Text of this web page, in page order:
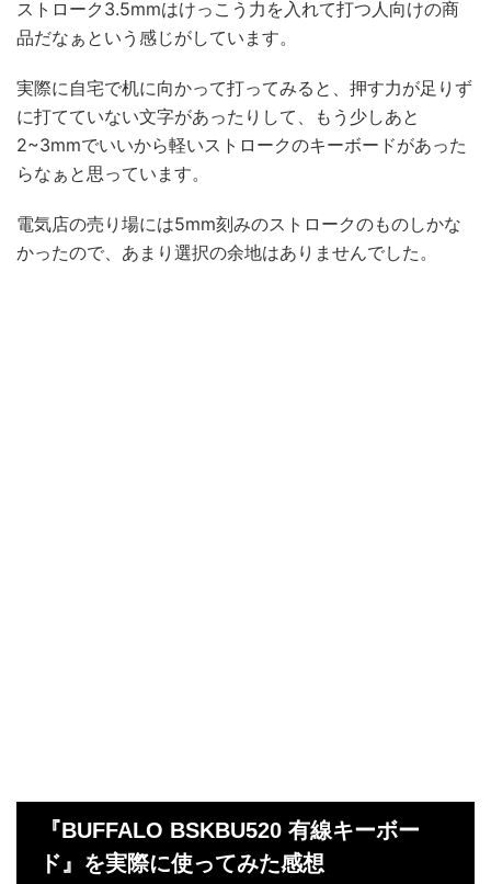
ストローク3.5mmはけっこう力を入れて打つ人向けの商
品だなぁという感じがしています。
実際に自宅で机に向かって打ってみると、押す力が足りず
に打てていない文字があったりして、もう少しあと
2~3mmでいいから軽いストロークのキーボードがあった
らなぁと思っています。
電気店の売り場には5mm刻みのストロークのものしかな
かったので、あまり選択の余地はありませんでした。
『BUFFALO BSKBU520 有線キーボー
ド』を実際に使ってみた感想